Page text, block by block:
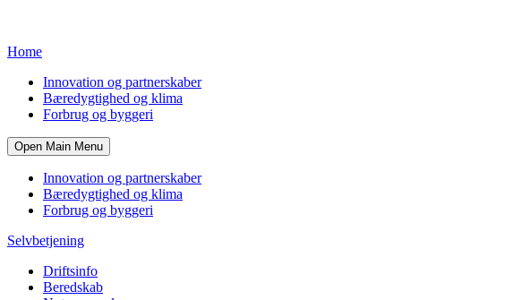
Home
Innovation og partnerskaber
Bæredygtighed og klima
Forbrug og byggeri
Open Main Menu
Innovation og partnerskaber
Bæredygtighed og klima
Forbrug og byggeri
Selvbetjening
Driftsinfo
Beredskab